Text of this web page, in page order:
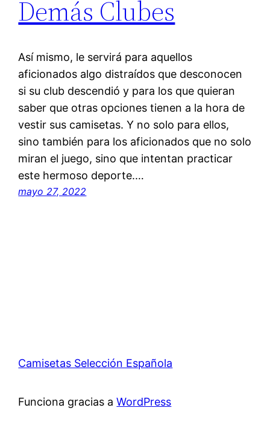
Demás Clubes
Así mismo, le servirá para aquellos
aficionados algo distraídos que desconocen
si su club descendió y para los que quieran
saber que otras opciones tienen a la hora de
vestir sus camisetas. Y no solo para ellos,
sino también para los aficionados que no solo
miran el juego, sino que intentan practicar
este hermoso deporte.…
mayo 27, 2022
Camisetas Selección Española
Funciona gracias aWordPress